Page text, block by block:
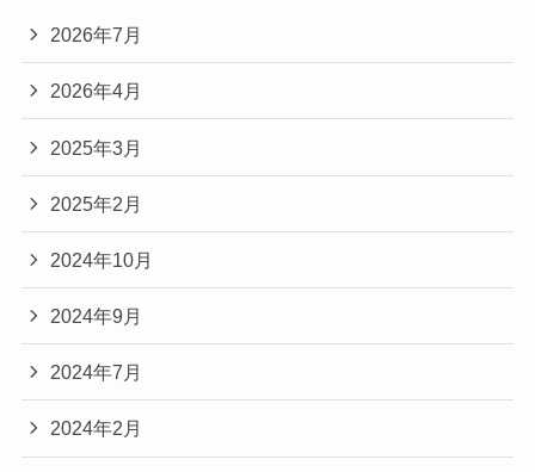
2026年7月
2026年4月
2025年3月
2025年2月
2024年10月
2024年9月
2024年7月
2024年2月